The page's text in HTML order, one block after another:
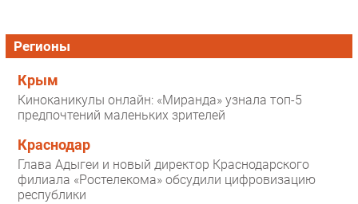
Регионы
Крым
Киноканикулы онлайн: «Миранда» узнала топ-5
предпочтений маленьких зрителей
Краснодар
Глава Адыгеи и новый директор Краснодарского
филиала «Ростелекома» обсудили цифровизацию
республики